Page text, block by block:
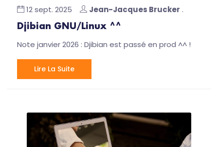
12 sept. 2025 Jean-Jacques Brucker .
Djibian GNU/Linux ^^
Note janvier 2026 : Djibian est passé en prod ^^ !
Lire La Suite